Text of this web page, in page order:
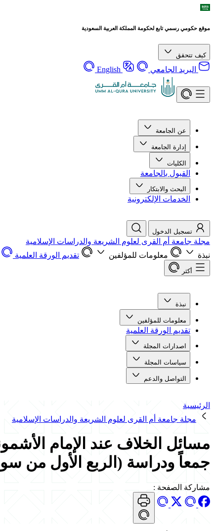
موقع حكومي رسمي تابع لحكومة المملكة العربية السعودية
كيف تتحقق
البريد الجامعي English
عن الجامعة
إدارة الجامعة
الكليات
القبول بالجامعة
البحث والابتكار
الخدمات الإلكترونية
تسجيل الدخول
مجلة جامعة أم القرى لعلوم الشريعة والدراسات الإسلامية
نبذة
معلومات للمؤلفين تقديم الورقة العلمية
أكثر
نبذة
معلومات للمؤلفين
تقديم الورقة العلمية
اصدارات المجلة
سياسات المجلة
التواصل والدعم
الرئيسية
مجلة جامعة أم القرى لعلوم الشريعة والدراسات الإسلامية
مسائل الخلاف عند الإمام
جمعاً ودراسة (الربع الأول من
مشاركة الصفحة :